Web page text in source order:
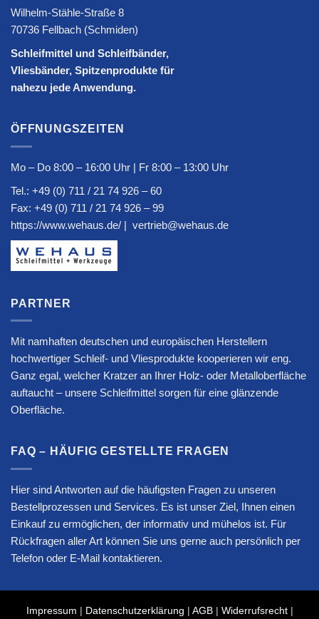
Wilhelm-Stähle-Straße 8
70736 Fellbach (Schmiden)
Schleifmittel und Schleifbänder,
Vliesbänder, Spitzenprodukte für
nahezu jede Anwendung.
ÖFFNUNGSZEITEN
Mo – Do 8:00 – 16:00 Uhr | Fr 8:00 – 13:00 Uhr
Tel.: +49 (0) 711 / 21 74 926 – 60
Fax: +49 (0) 711 / 21 74 926 – 99
https://www.wehaus.de/ | vertrieb@wehaus.de
PARTNER
Mit namhaften deutschen und europäischen Herstellern
hochwertiger Schleif- und Vliesprodukte kooperieren wir eng.
Ganz egal, welcher Kratzer an Ihrer Holz- oder Metalloberfläche
auftaucht – unsere Schleifmittel sorgen für eine glänzende
Oberfläche.
FAQ – HÄUFIG GESTELLTE FRAGEN
Hier sind Antworten auf die häufigsten Fragen zu unseren
Bestellprozessen und Services. Es ist unser Ziel, Ihnen einen
Einkauf zu ermöglichen, der informativ und mühelos ist. Für
Rückfragen aller Art können Sie uns gerne auch persönlich per
Telefon oder E-Mail kontaktieren.
Impressum | Datenschutzerklärung | AGB| Widerrufsrecht|